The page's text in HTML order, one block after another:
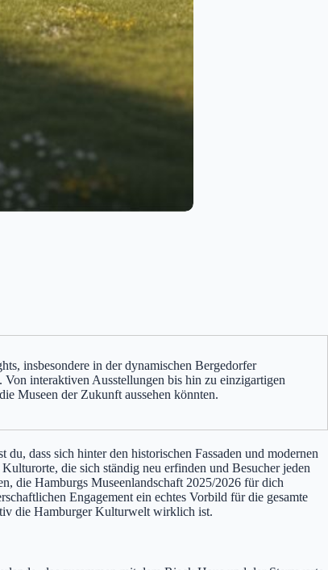
insbesondere in der dynamischen Bergedorfer
interaktiven Ausstellungen bis hin zu einzigartigen
Museen der Zukunft aussehen könnten.
dass sich hinter den historischen Fassaden und modernen
die sich ständig neu erfinden und Besucher jeden
die Hamburgs Museenlandschaft 2025/2026 für dich
Engagement ein echtes Vorbild für die gesamte
die Hamburger Kulturwelt wirklich ist.